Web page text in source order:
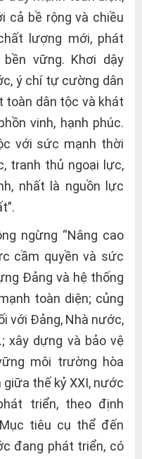
cả bề rộng và chiều
lượng mới, phát
vững. Khơi dậy
ý chí tự cường dân
toàn dân tộc và khát
vinh, hạnh phúc.
với sức mạnh thời
tranh thủ ngoại lực,
nhất là nguồn lực
ngừng “Nâng cao
cầm quyền và sức
Đảng và hệ thống
toàn diện; củng
với Đảng, Nhà nước,
xây dựng và bảo vệ
môi trường hòa
thế kỷ XXI, nước
triển, theo định
tiêu cụ thể đến
đang phát triển, có